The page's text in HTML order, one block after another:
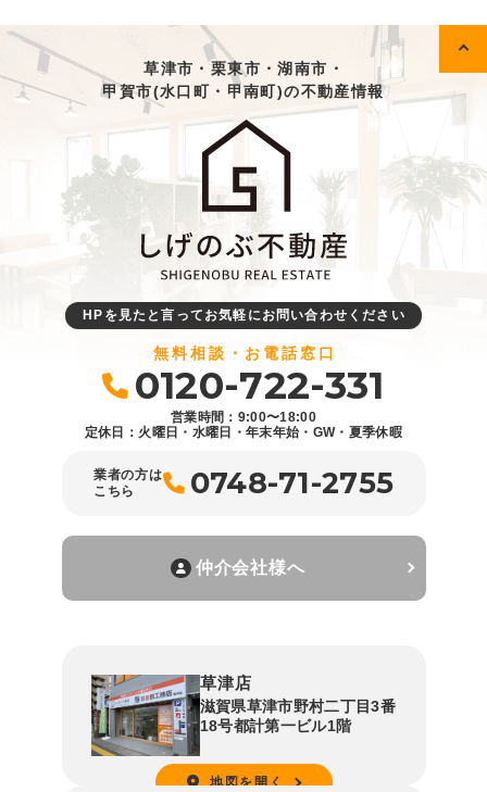
草津市・栗東市・湖南市・
甲賀市(水口町・甲南町)の不動産情報
HPを見たと言ってお気軽にお問い合わせください
無料相談・お電話窓口
0120-722-331
営業時間：9:00〜18:00
定休日：火曜日・水曜日・年末年始・GW・夏季休暇
業者の方は
こちら
0748-71-2755
仲介会社様へ
草津店
滋賀県草津市野村二丁目3番
18号都計第一ビル1階
地図を開く